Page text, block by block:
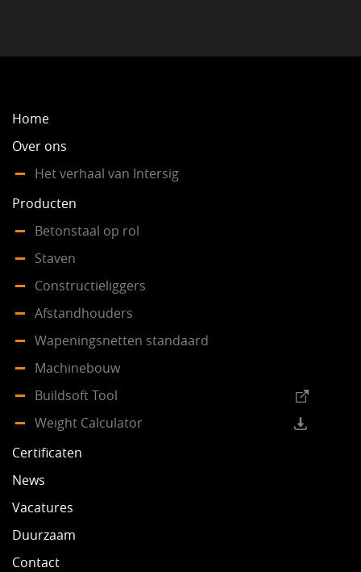
Home
Over ons
Het verhaal van Intersig
Producten
Betonstaal op rol
Staven
Constructieliggers
Afstandhouders
Wapeningsnetten standaard
Machinebouw
Buildsoft Tool
Weight Calculator
Certificaten
News
Vacatures
Duurzaam
Contact